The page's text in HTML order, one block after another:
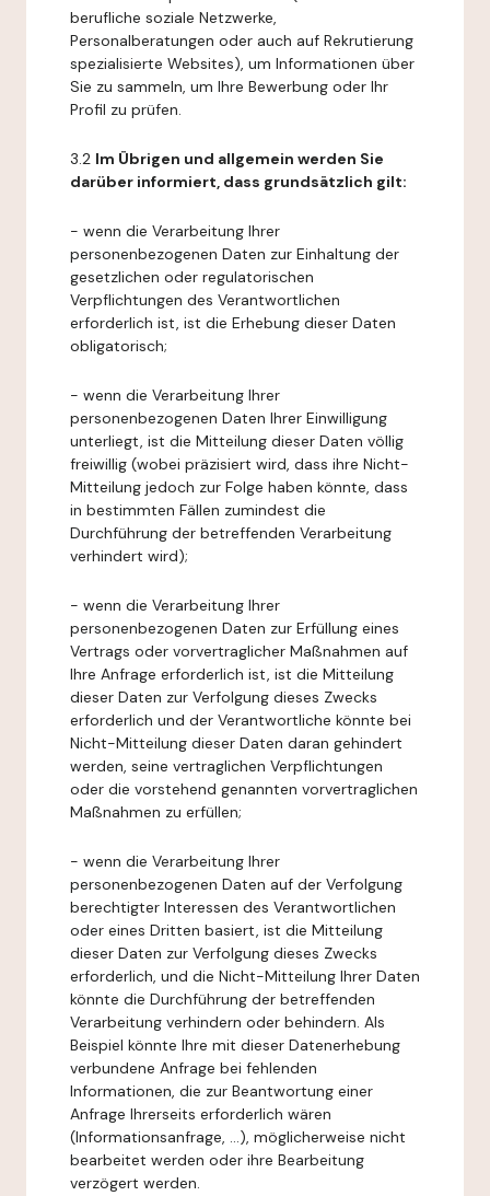
berufliche soziale Netzwerke,
Personalberatungen oder auch auf Rekrutierung
spezialisierte Websites), um Informationen über
Sie zu sammeln, um Ihre Bewerbung oder Ihr
Profil zu prüfen.
3.2 Im Übrigen und allgemein werden Sie
darüber informiert, dass grundsätzlich gilt:
- wenn die Verarbeitung Ihrer
personenbezogenen Daten zur Einhaltung der
gesetzlichen oder regulatorischen
Verpflichtungen des Verantwortlichen
erforderlich ist, ist die Erhebung dieser Daten
obligatorisch;
- wenn die Verarbeitung Ihrer
personenbezogenen Daten Ihrer Einwilligung
unterliegt, ist die Mitteilung dieser Daten völlig
freiwillig (wobei präzisiert wird, dass ihre Nicht-
Mitteilung jedoch zur Folge haben könnte, dass
in bestimmten Fällen zumindest die
Durchführung der betreffenden Verarbeitung
verhindert wird);
- wenn die Verarbeitung Ihrer
personenbezogenen Daten zur Erfüllung eines
Vertrags oder vorvertraglicher Maßnahmen auf
Ihre Anfrage erforderlich ist, ist die Mitteilung
dieser Daten zur Verfolgung dieses Zwecks
erforderlich und der Verantwortliche könnte bei
Nicht-Mitteilung dieser Daten daran gehindert
werden, seine vertraglichen Verpflichtungen
oder die vorstehend genannten vorvertraglichen
Maßnahmen zu erfüllen;
- wenn die Verarbeitung Ihrer
personenbezogenen Daten auf der Verfolgung
berechtigter Interessen des Verantwortlichen
oder eines Dritten basiert, ist die Mitteilung
dieser Daten zur Verfolgung dieses Zwecks
erforderlich, und die Nicht-Mitteilung Ihrer Daten
könnte die Durchführung der betreffenden
Verarbeitung verhindern oder behindern. Als
Beispiel könnte Ihre mit dieser Datenerhebung
verbundene Anfrage bei fehlenden
Informationen, die zur Beantwortung einer
Anfrage Ihrerseits erforderlich wären
(Informationsanfrage, ...), möglicherweise nicht
bearbeitet werden oder ihre Bearbeitung
verzögert werden.